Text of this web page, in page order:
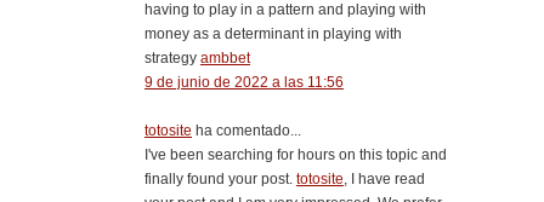
having to play in a pattern and playing with
money as a determinant in playing with
strategy ambbet
9 de junio de 2022 a las 11:56
totosite ha comentado...
I've been searching for hours on this topic and
finally found your post. totosite, I have read